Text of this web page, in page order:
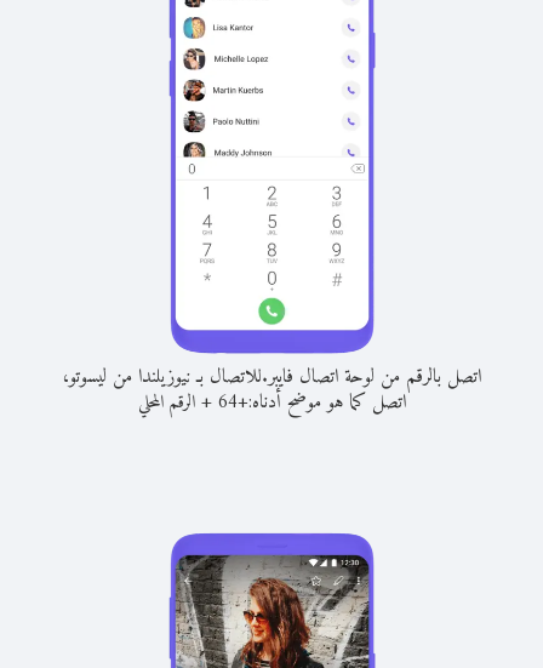
اتصل بالرقم من لوحة اتصال فايبر.للاتصال بـ نيوزيلندا من ليسوتو،
اتصل كما هو موضح أدناه:+
64
+الرقم المحلي